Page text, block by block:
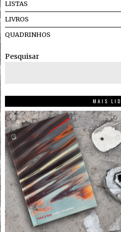
LISTAS
LIVROS
QUADRINHOS
Pesquisar
MAIS